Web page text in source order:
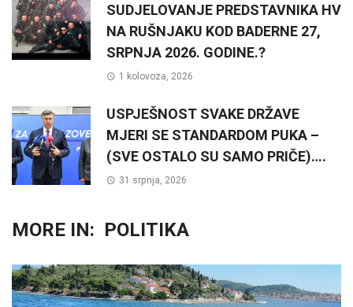
SUDJELOVANJE PREDSTAVNIKA HV
NA RUŠNJAKU KOD BADERNE 27,
SRPNJA 2026. GODINE.?
1 kolovoza, 2026
USPJEŠNOST SVAKE DRŽAVE
MJERI SE STANDARDOM PUKA –
(SVE OSTALO SU SAMO PRIČE)….
31 srpnja, 2026
MORE IN: POLITIKA